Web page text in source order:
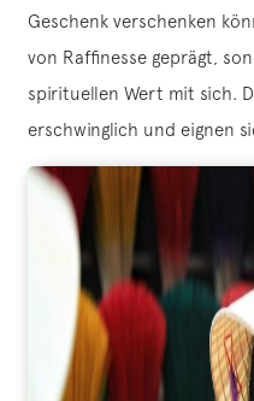
Geschenk verschenken
von Raffinesse geprägt,
spirituellen Wert mit sich.
erschwinglich und eignen